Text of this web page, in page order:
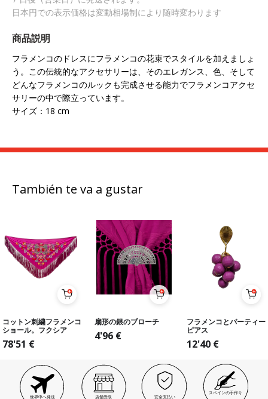
日本円での表示価格は変動相場制により随時変わります
商品説明
フラメンコのドレスにフラメンコの花束でスタイルを加えましょ
う。この伝統的なアクセサリーは、そのエレガンス、色、そして
どんなフラメンコのルックも完成させる能力でフラメンコアクセ
サリーの中で際立っています。
サイズ：18 cm
También te va a gustar
コットン刺繍フラメンコ
ショール。フクシア
78'51 €
扇形の銀のブローチ
4'96 €
フラメンコとパーティー
ピアス
12'40 €
世界中へ発送 店舗受取 安全支払い
スペインの手作り